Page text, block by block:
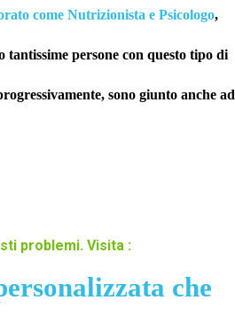
come Nutrizionista e Psicologo,
tantissime persone con questo tipo di
sono giunto anche ad
problemi. Visita :
che